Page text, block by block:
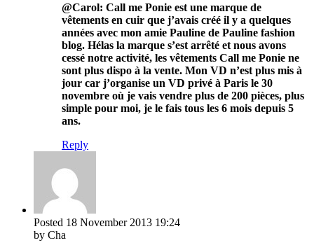
@Carol: Call me Ponie est une marque de
vêtements en cuir que j’avais créé il y a quelques
années avec mon amie Pauline de Pauline fashion
blog. Hélas la marque s’est arrêté et nous avons
cessé notre activité, les vêtements Call me Ponie ne
sont plus dispo à la vente. Mon VD n’est plus mis à
jour car j’organise un VD privé à Paris le 30
novembre où je vais vendre plus de 200 pièces, plus
simple pour moi, je le fais tous les 6 mois depuis 5
ans.
Reply
Posted 18 November 2013 19:24
by Cha